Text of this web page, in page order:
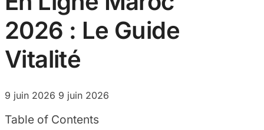
2026 : Le Guide
Vitalité
9 juin 2026 9 juin 2026
Table of Contents